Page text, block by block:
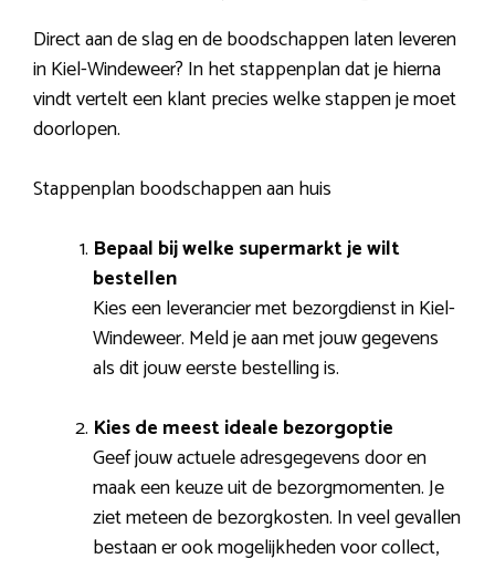
Direct aan de slag en de boodschappen laten leveren
in Kiel-Windeweer? In het stappenplan dat je hierna
vindt vertelt een klant precies welke stappen je moet
doorlopen.
Stappenplan boodschappen aan huis
Bepaal bij welke supermarkt je wilt
bestellen
Kies een leverancier met bezorgdienst in Kiel-
Windeweer. Meld je aan met jouw gegevens
als dit jouw eerste bestelling is.
Kies de meest ideale bezorgoptie
Geef jouw actuele adresgegevens door en
maak een keuze uit de bezorgmomenten. Je
ziet meteen de bezorgkosten. In veel gevallen
bestaan er ook mogelijkheden voor collect,